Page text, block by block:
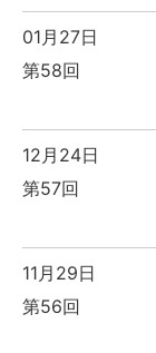
01月27日
第58回
12月24日
第57回
11月29日
第56回